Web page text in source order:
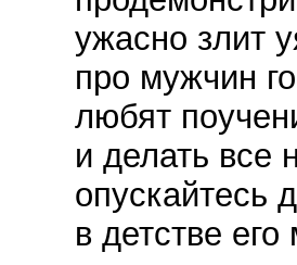
ужасно злит
про мужчин
любят
и делать все
опускайтесь
в детстве